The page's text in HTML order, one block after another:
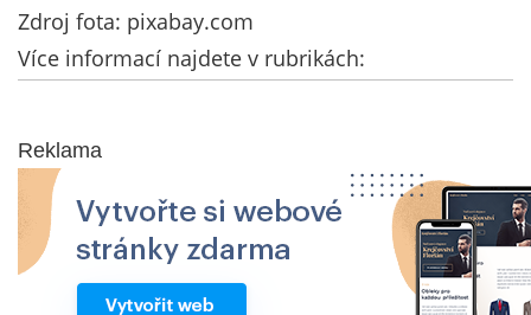
Zdroj fota: pixabay.com
Více informací najdete v rubrikách:
Reklama